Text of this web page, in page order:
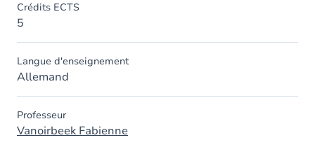
Crédits ECTS
5
Langue d'enseignement
Allemand
Professeur
Vanoirbeek Fabienne